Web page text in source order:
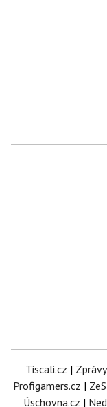
Tiscali.cz | Zprávy
Profigamers.cz |
Úschovna.cz |